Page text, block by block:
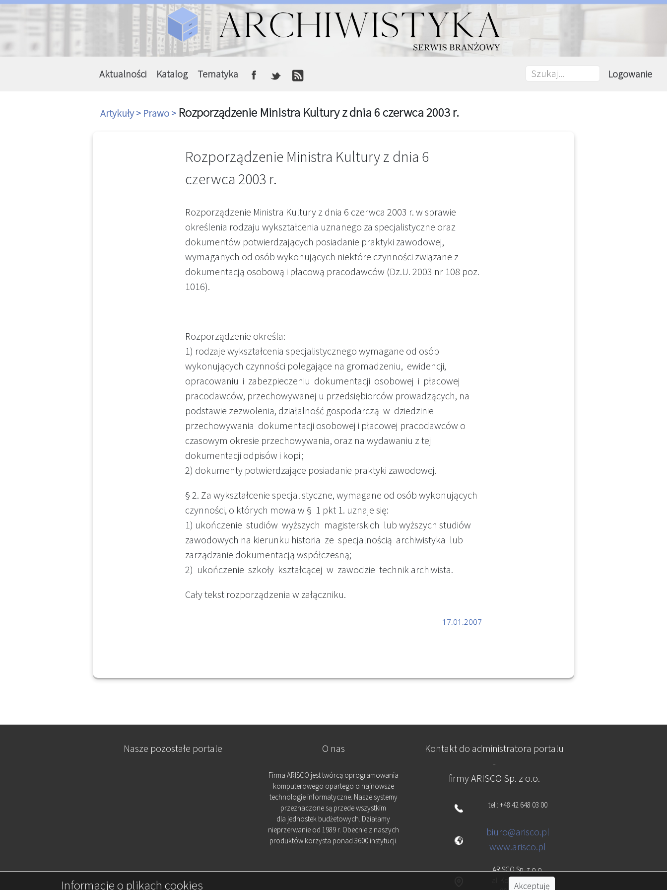
Aktualności Katalog Tematyka Logowanie
Artykuły > Prawo > Rozporządzenie Ministra Kultury z dnia 6 czerwca 2003 r.
Rozporządzenie Ministra Kultury z dnia 6
czerwca 2003 r.
Rozporządzenie Ministra Kultury z dnia 6 czerwca 2003 r. w sprawie
określenia rodzaju wykształcenia uznanego za specjalistyczne oraz
dokumentów potwierdzających posiadanie praktyki zawodowej,
wymaganych od osób wykonujących niektóre czynności związane z
dokumentacją osobową i płacową pracodawców (Dz.U. 2003 nr 108 poz.
1016).
Rozporządzenie określa:
1) rodzaje wykształcenia specjalistycznego wymagane od osób
wykonujących czynności polegające na gromadzeniu, ewidencji,
opracowaniu i zabezpieczeniu dokumentacji osobowej i płacowej
pracodawców, przechowywanej u przedsiębiorców prowadzących, na
podstawie zezwolenia, działalność gospodarczą w dziedzinie
przechowywania dokumentacji osobowej i płacowej pracodawców o
czasowym okresie przechowywania, oraz na wydawaniu z tej
dokumentacji odpisów i kopii;
2) dokumenty potwierdzające posiadanie praktyki zawodowej.
§ 2. Za wykształcenie specjalistyczne, wymagane od osób wykonujących
czynności, o których mowa w § 1 pkt 1. uznaje się:
1) ukończenie studiów wyższych magisterskich lub wyższych studiów
zawodowych na kierunku historia ze specjalnością archiwistyka lub
zarządzanie dokumentacją współczesną;
2) ukończenie szkoły kształcącej w zawodzie technik archiwista.
Cały tekst rozporządzenia w załączniku.
17.01.2007
Informacje o plikach cookies Akceptuję
Nasze pozostałe portale O nas
Firma ARISCO jest twórcą oprogramowania
komputerowego opartego o najnowsze
technologie informatyczne. Nasze systemy
przeznaczone są przede wszystkim
dla jednostek budżetowych. Działamy
nieprzerwanie od 1989 r. Obecnie z naszych
produktów korzysta ponad 3600 instytucji.
Kontakt do administratora portalu
-
firmy ARISCO Sp. z o.o.
tel.: +48 42 648 03 00
biuro@arisco.pl
www.arisco.pl
ARISCO Sp. z o.o.
al. Kościuszki 134